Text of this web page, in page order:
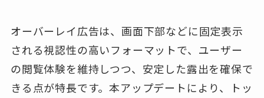
オーバーレイ広告は、画面下部などに固定表示
される視認性の高いフォーマットで、ユーザー
の閲覧体験を維持しつつ、安定した露出を確保で
きる点が特長です。本アップデートにより、トッ